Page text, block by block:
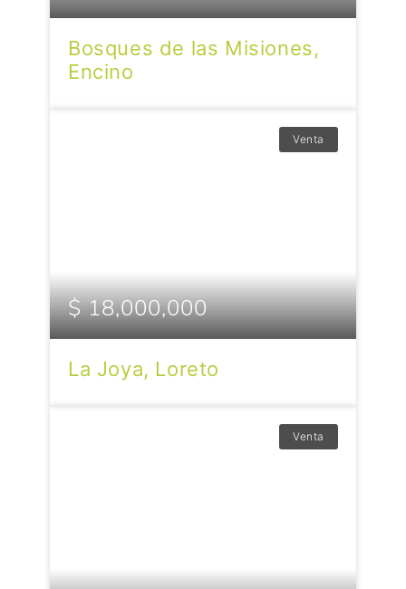
Bosques de las Misiones,
Encino
Venta
$ 18,000,000
La Joya, Loreto
Venta